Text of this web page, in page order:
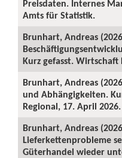
Preisdaten. Internes
Amts für Statistik.
Brunhart, Andreas
Kurz gefasst. Wirtschaft
Brunhart, Andreas
und Abhängigkeiten.
Regional, 17. April 2026.
Brunhart, Andreas
Lieferkettenprobleme
Güterhandel wieder